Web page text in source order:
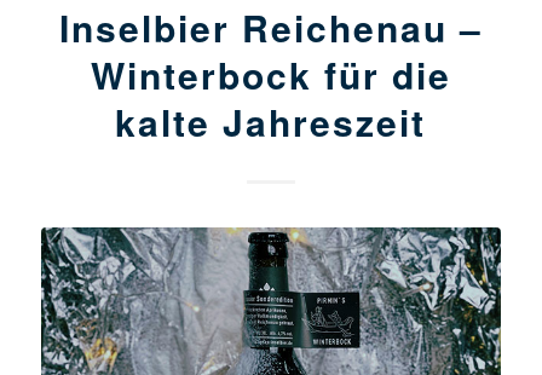
Inselbier Reichenau –
Winterbock für die
kalte Jahreszeit